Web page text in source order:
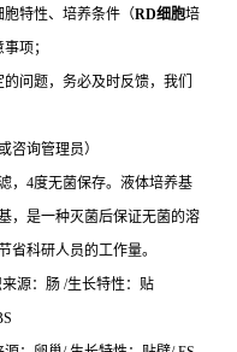
胞特性、培养条件（RD细胞培
项；
问题，务必及时反馈，我们
咨询管理员）
，4度无菌保存。液体培养基
，是一种灭菌后保证无菌的溶
省科研人员的工作量。
源：肠 /生长特性：贴